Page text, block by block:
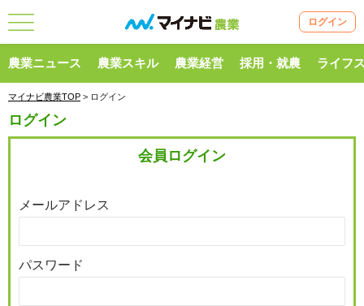
ログイン
農業ニュース 農業スキル 農業経営 採用・就農 ライフ
マイナビ農業TOP > ログイン
ログイン
会員ログイン
メールアドレス
パスワード